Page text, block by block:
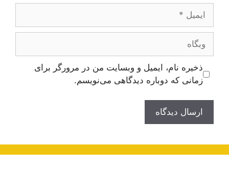
ایمیل
وبگاه
ذخیره نام، ایمیل و وبسایت من در مرورگر برای
زمانی که دوباره دیدگاهی می‌نویسم.